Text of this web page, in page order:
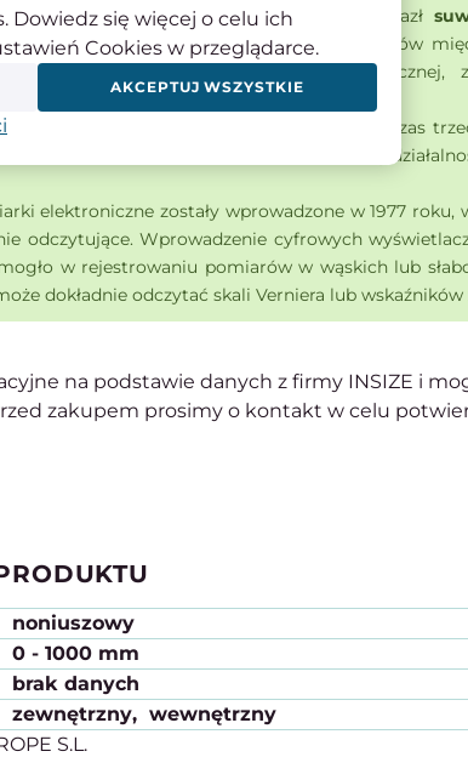
wieku matematyk Pierre Vernier wynalazł
do wykonywania dokładnych pomiarów
liniowej za pomocą interpolacji mechanicznej,
niepewność pomiaru.
się na pierwszy plan w latach 70. podczas
jak i amerykańskie firmy rozszerzyły swoją
elektroniczne zostały wprowadzone w 1977 roku,
odczytujące. Wprowadzenie cyfrowych
w rejestrowaniu pomiarów w wąskich lub
dokładnie odczytać skali Verniera lub
na podstawie danych z firmy INSIZE i
zakupem prosimy o kontakt w celu
noniuszowy
0 - 1000 mm
brak danych
zewnętrzny
wewnętrzny
S.L.
Dowiedz się więcej o celu ich
Cookies w przeglądarce.
AKCEPTUJ WSZYSTKIE